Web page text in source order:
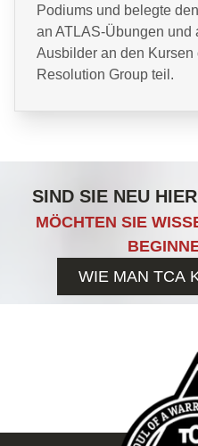
Podiums und belegte
an ATLAS-Übungen und
Ausbilder an den
Resolution Group teil.
SIND SIE NEU
MÖCHTEN SIE
WIE MAN TCA